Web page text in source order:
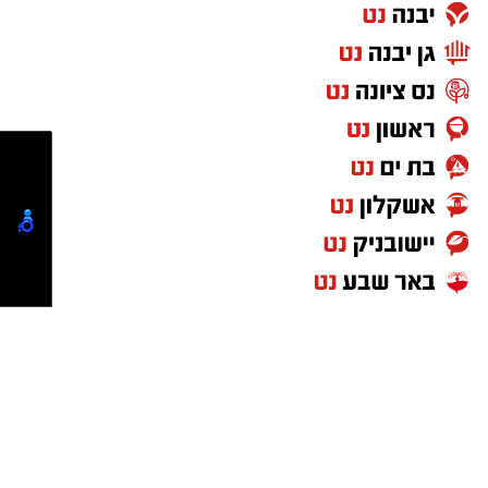
לזכרו של טל מלכה מפגש אריזה וטקס זיכרון
טל מלכה, בן יעלי ושרון נפל ביום כ"א באייר
תשפ"ד
28.5.2024 בן 21 בנופלו יהי זכרו ברוך
⇐וואטסאפ נס ציונה נט - קליק אחד ואתם